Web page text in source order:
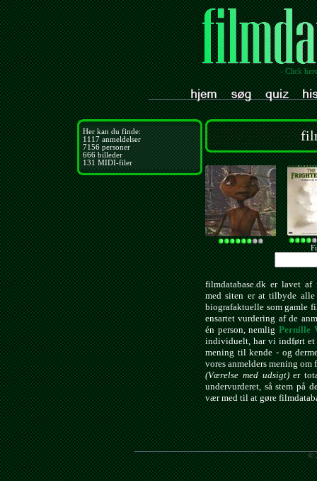
- Click
Her kan du finde:
1117anmeldelser
7156personer
666billeder
131MIDI-filer
filmdatabase.dk er lavet af
med siten er at tilbyde
biografaktuelle som gamle
ensartet vurdering af de
én person, nemligPernille
individuelt, har vi indført et
mening til kende - og
vores anmelders mening om
(Værelse med udsigt)er
undervurderet, så stem på
vær med til at gøre
©